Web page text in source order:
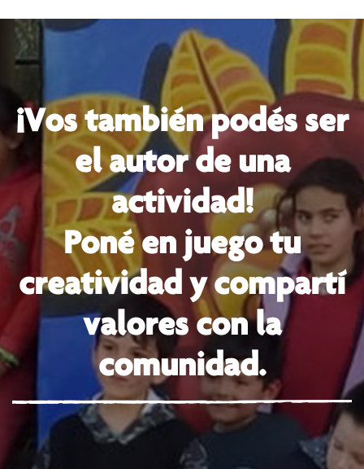
¡Vos también podés ser
el autor de una
actividad!
Poné en juego tu
creatividad y compartí
valores con la
comunidad.